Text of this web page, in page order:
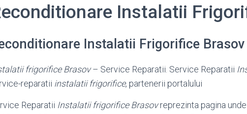
Instalatii
Instalatii Frigorifice Brasov
frigorifice Brasov– Service Reparatii. Service Reparatii
reparatii instalatii frigorifice, partenerii portalului
Reparatii Instalatii frigorifice Brasovreprezinta pagina